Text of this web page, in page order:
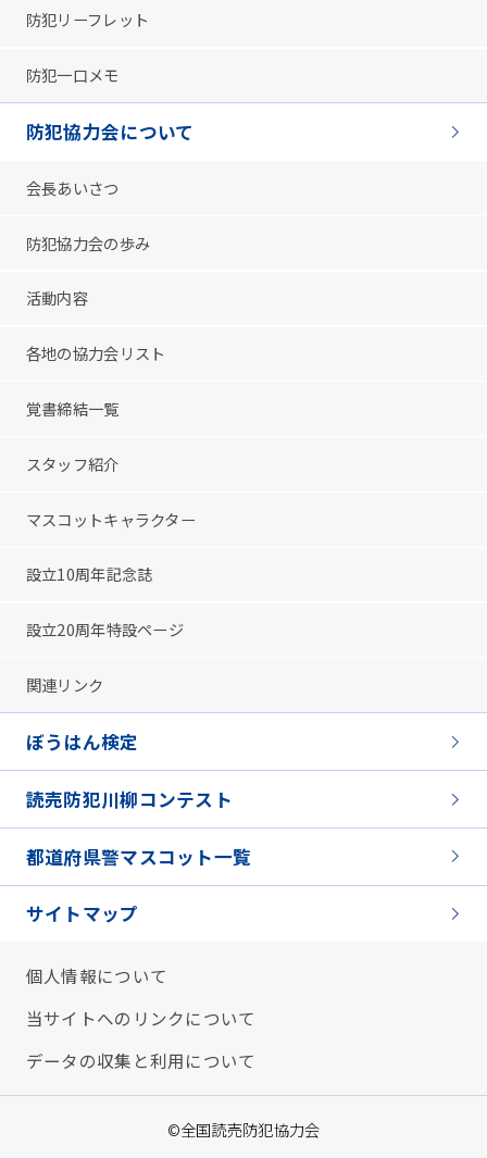
防犯リーフレット
防犯一口メモ
防犯協力会について
会長あいさつ
防犯協力会の歩み
活動内容
各地の協力会リスト
覚書締結一覧
スタッフ紹介
マスコットキャラクター
設立10周年記念誌
設立20周年特設ページ
関連リンク
ぼうはん検定
読売防犯川柳コンテスト
都道府県警マスコット一覧
サイトマップ
個人情報について
当サイトへのリンクについて
データの収集と利用について
©全国読売防犯協力会